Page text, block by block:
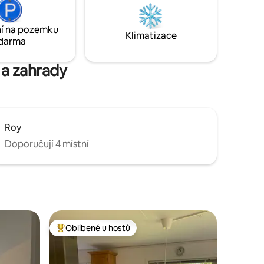
Na
jízdy.
Matrace z paměťové pěny • 2 kola v létě •
2 lehátka • Krb • Venkovní sprcha
s ohřevem na slunce
na pozemku
Klimatizace
zahrady
Roy
Doporučují 4 místní
Nejlepší v kategorii Oblíbené u hostů
Oblíbené u hostů